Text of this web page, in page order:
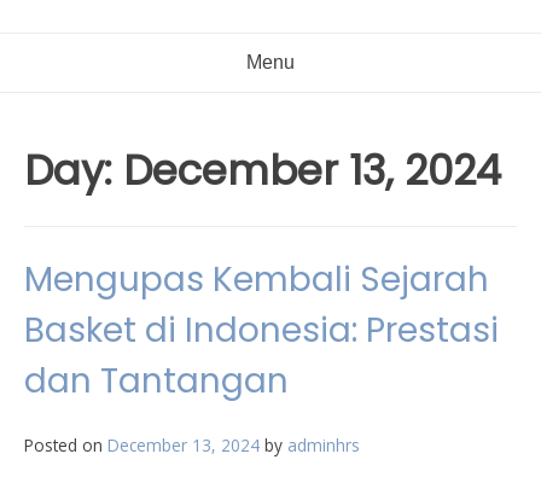
Menu
Day: December 13, 2024
Mengupas Kembali Sejarah
Basket di Indonesia: Prestasi
dan Tantangan
Posted on December 13, 2024 by adminhrs